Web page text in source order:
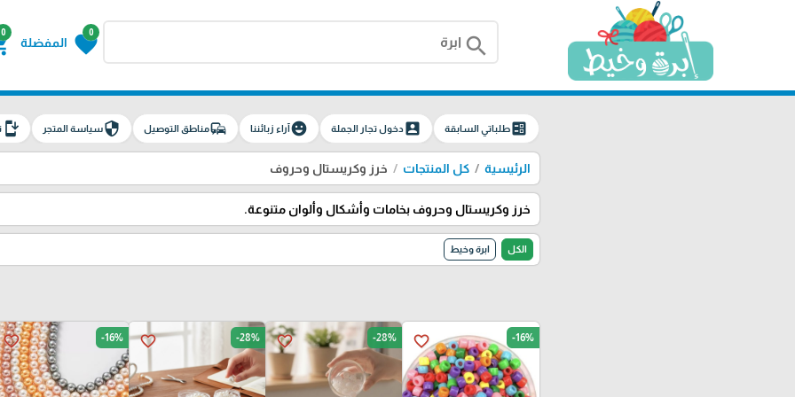
search
0
favorite المفضلة
0
ballotطلباتي السابقة account_boxدخول تجار الجملة emoji_emotionsآراء زبائننا commuteمناطق التوصيل securityسياسة المتجر install_mobile
الرئيسية كل المنتجات خرز وكريستال وحروف
خرز وكريستال وحروف بخامات وأشكال وألوان متنوعة.
الكل ابرة وخيط
favorite_border -16%
favorite_border -28%
favorite_border -28%
favorite_border -16%